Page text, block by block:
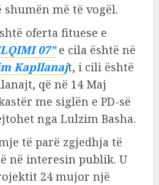
shumën më të vogël.
oferta fituese e
07”e cila është në
Kapllanajt, i cili është
që në 14 Maj
me siglën e PD-së
nga Lulzim Basha.
të parë zgjedhja të
në interesin publik. U
24 mujor një